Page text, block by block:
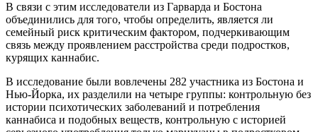
В связи с этим исследователи из Гарварда и Бостона
объединились для того, чтобы определить, является ли
семейный риск критическим фактором, подчеркивающим
связь между проявлением расстройства среди подростков,
курящих каннабис.
В исследование были вовлечены 282 участника из Бостона и
Нью-Йорка, их разделили на четыре группы: контрольную без
истории психотических заболеваний и потребления
каннабиса и подобных веществ, контрольную с историей